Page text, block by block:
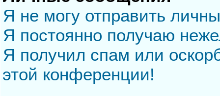
Я не могу отправить
Я постоянно получаю
Я получил спам или
этой конференции!